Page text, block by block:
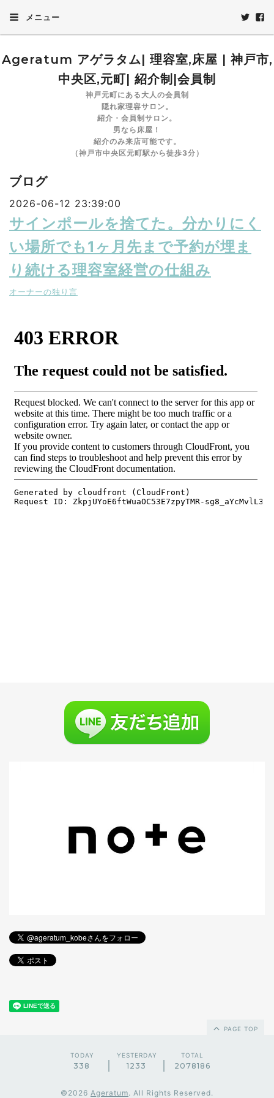
メニュー
Ageratum アゲラタム| 理容室,床屋 | 神戸市,
中央区,元町| 紹介制|会員制
神戸元町にある大人の会員制
隠れ家理容サロン。
紹介・会員制サロン。
男なら床屋！
紹介のみ来店可能です。
（神戸市中央区元町駅から徒歩3分）
ブログ
2026-06-12 23:39:00
サインポールを捨てた。分かりにく
い場所でも1ヶ月先まで予約が埋ま
り続ける理容室経営の仕組み
オーナーの独り言
PAGE TOP
TODAY
338
YESTERDAY
1233
TOTAL
2078186
©2026 Ageratum. All Rights Reserved.